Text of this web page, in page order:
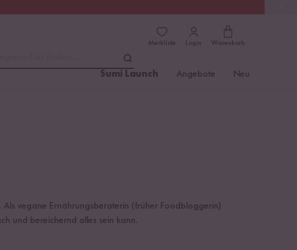
Merkliste Login Warenkorb
Sumi Launch Angebote Neu
Als vegane Ernährungsberaterin (früher Foodbloggerin)
und bereichernd alles sein kann.